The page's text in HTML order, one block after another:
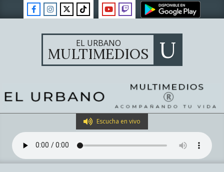
to
EL URBANO
MULTIMEDIOS U
Navigation
Menu
Escucha en vivo